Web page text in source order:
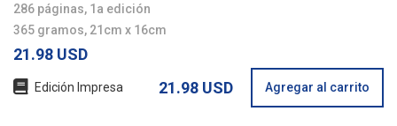
286 páginas, 1a edición
365 gramos, 21cm x 16cm
21.98 USD
Edición Impresa 21.98 USD Agregar al carrito